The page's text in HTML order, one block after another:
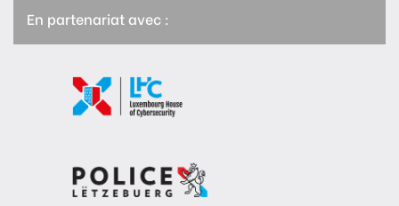
En partenariat avec :